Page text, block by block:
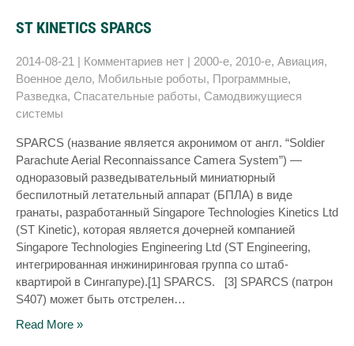
ST KINETICS SPARCS
2014-08-21 | Комментариев нет | 2000-е, 2010-е, Авиация,
Военное дело, Мобильные роботы, Программные,
Разведка, Спасательные работы, Самодвижущиеся
системы
SPARCS (название является акронимом от англ. “Soldier
Parachute Aerial Reconnaissance Camera System”) —
одноразовый разведывательный миниатюрный
беспилотный летательный аппарат (БПЛА) в виде
гранаты, разработанный Singapore Technologies Kinetics Ltd
(ST Kinetic), которая является дочерней компанией
Singapore Technologies Engineering Ltd (ST Engineering,
интегрированная инжиниринговая группа со штаб-
квартирой в Сингапуре).[1] SPARCS. [3] SPARCS (патрон
S407) может быть отстрелен…
Read More »